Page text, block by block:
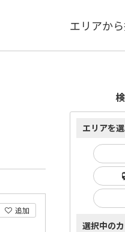
エリアか
追加
エリアを
選択中の